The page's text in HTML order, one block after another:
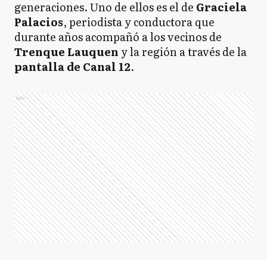
generaciones. Uno de ellos es el de Graciela
Palacios, periodista y conductora que
durante años acompañó a los vecinos de
Trenque Lauquen y la región a través de la
pantalla de Canal 12.
Ads